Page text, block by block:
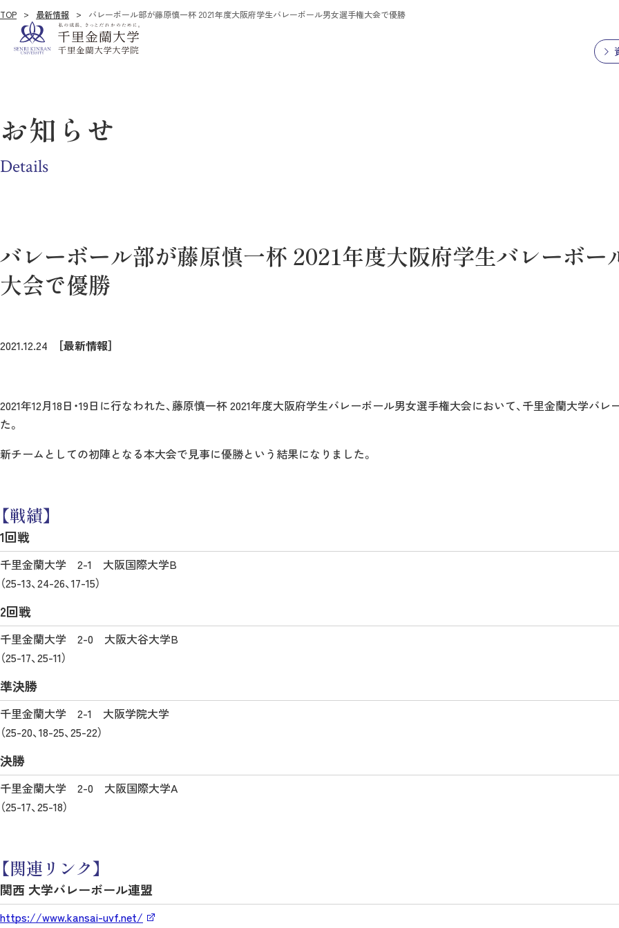
TOP 最新情報 バレーボール部が藤原慎一杯 2021年度大阪府学生バレーボール男女選手権大会で優勝
お知らせ
Details
バレーボール部が藤原慎一杯 2021年度大阪府学生バレーボー
大会で優勝
2021.12.24 ［最新情報］
2021年12月18日・19日に行なわれた、藤原慎一杯 2021年度大阪府学生バレーボール男女選手権大会において、千里金蘭大学バ
た。
新チームとしての初陣となる本大会で見事に優勝という結果になりました。
【戦績】
1回戦
千里金蘭大学 2-1 大阪国際大学B
（25-13、24-26、17-15）
2回戦
千里金蘭大学 2-0 大阪大谷大学B
（25-17、25-11）
準決勝
千里金蘭大学 2-1 大阪学院大学
（25-20、18-25、25-22）
決勝
千里金蘭大学 2-0 大阪国際大学A
（25-17、25-18）
【関連リンク】
関西 大学バレーボール連盟
https://www.kansai-uvf.net/